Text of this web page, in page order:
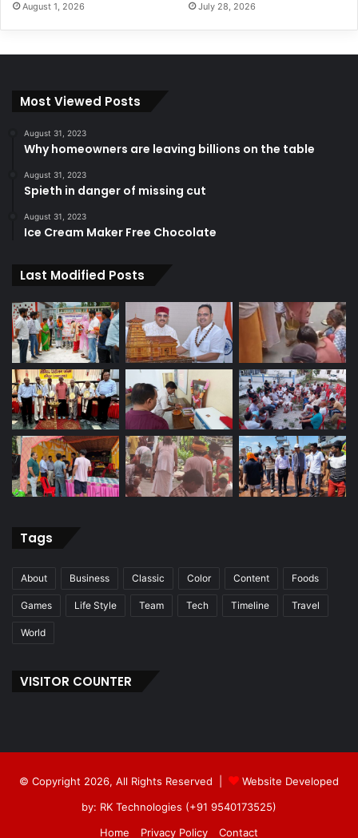
August 1, 2026 July 28, 2026
Most Viewed Posts
August 31, 2023
Why homeowners are leaving billions on the table
August 31, 2023
Spieth in danger of missing cut
August 31, 2023
Ice Cream Maker Free Chocolate
Last Modified Posts
Tags
About Business Classic Color Content Foods
Games Life Style Team Tech Timeline Travel
World
VISITOR COUNTER
© Copyright 2026, All Rights Reserved |
Website Developed
by: RK Technologies (+91 9540173525)
Home
Privacy Policy Contact